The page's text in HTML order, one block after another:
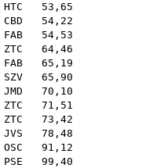
HTC 53,65
CBD 54,22
FAB 54,53
ZTC 64,46
FAB 65,19
SZV 65,90
JMD 70,10
ZTC 71,51
ZTC 73,42
JVS 78,48
OSC 91,12
PSE 99,40